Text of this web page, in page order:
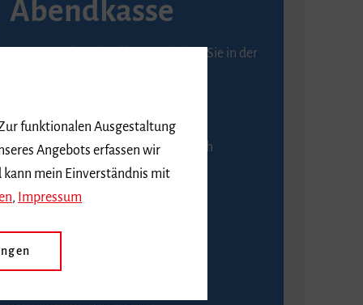
Abendkasse
Karten an der Abendkasse erhalten Sie in der
An der Abendkasse ist ausschließlich
Barzahlung möglich.
Anfahrt
funktionalen Ausgestaltung
Angebots erfassen wir
kann mein Einverständnis mit
Impressum